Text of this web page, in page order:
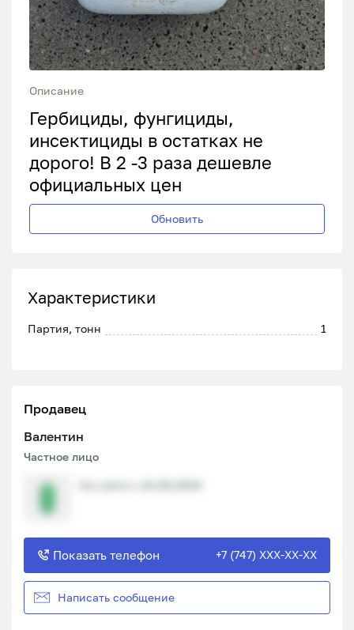
Описание
Гербициды, фунгициды,
инсектициды в остатках не
дорого! В 2 -3 раза дешевле
официальных цен
Обновить
Характеристики
Партия, тонн 1
Продавец
Валентин
Частное лицо
Показать телефон +7 (747) XXX-XX-XX
Написать сообщение